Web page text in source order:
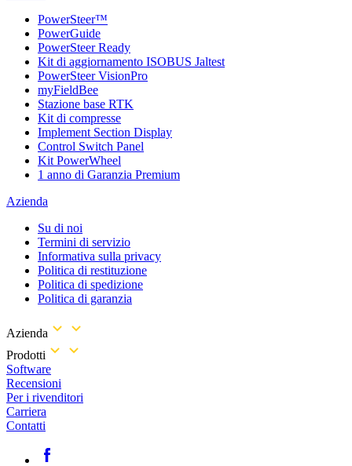
PowerSteer™
PowerGuide
PowerSteer Ready
Kit di aggiornamento ISOBUS Jaltest
PowerSteer VisionPro
myFieldBee
Stazione base RTK
Kit di compresse
Implement Section Display
Control Switch Panel
Kit PowerWheel
1 anno di Garanzia Premium
Azienda
Su di noi
Termini di servizio
Informativa sulla privacy
Politica di restituzione
Politica di spedizione
Politica di garanzia
Azienda
Prodotti
Software
Recensioni
Per i rivenditori
Carriera
Contatti